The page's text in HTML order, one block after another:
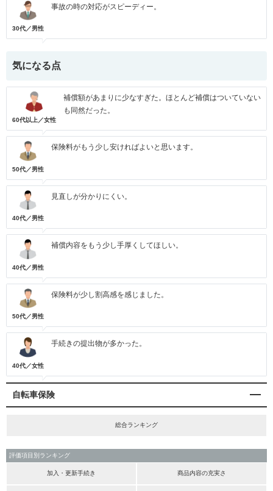
30代／男性
事故の時の対応がスピーディー。
気になる点
60代以上／女性
補償額があまりに少なすぎた。ほとんど補償はついていない
も同然だった。
50代／男性
保険料がもう少し安ければよいと思います。
40代／男性
見直しが分かりにくい。
40代／男性
補償内容をもう少し手厚くしてほしい。
50代／男性
保険料が少し割高感を感じました。
40代／女性
手続きの提出物が多かった。
自転車保険
総合ランキング
評価項目別ランキング
加入・更新手続き 商品内容の充実さ